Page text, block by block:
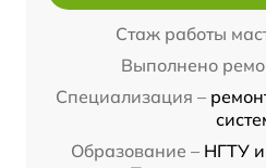
Стаж работы
Выполнено
Специализация –
Образование – НГТУ